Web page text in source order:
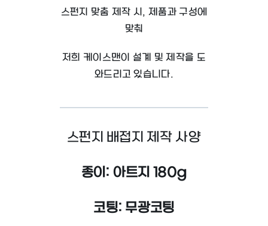
스펀지 맞춤 제작 시, 제품과 구성에
맞춰
저희 케이스맨이 설계 및 제작을 도
와드리고 있습니다.
스펀지 배접지 제작 사양
종이: 아트지 180g
코팅: 무광코팅